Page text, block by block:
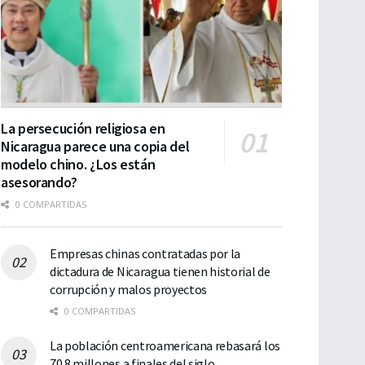
La persecución religiosa en
Nicaragua parece una copia del
modelo chino. ¿Los están
asesorando?
0 COMPARTIDAS
Empresas chinas contratadas por la
dictadura de Nicaragua tienen historial de
corrupción y malos proyectos
0 COMPARTIDAS
La población centroamericana rebasará los